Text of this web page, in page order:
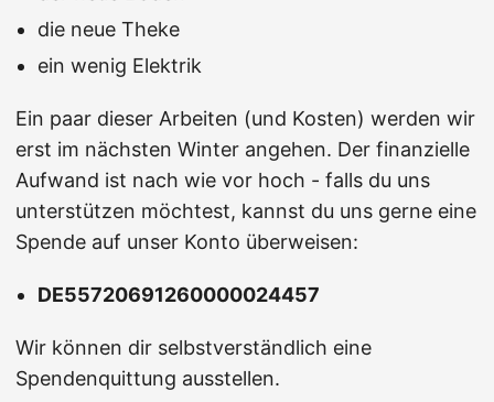
die neue Theke
ein wenig Elektrik
Ein paar dieser Arbeiten (und Kosten) werden wir
erst im nächsten Winter angehen. Der finanzielle
Aufwand ist nach wie vor hoch - falls du uns
unterstützen möchtest, kannst du uns gerne eine
Spende auf unser Konto überweisen:
DE55720691260000024457
Wir können dir selbstverständlich eine
Spendenquittung ausstellen.